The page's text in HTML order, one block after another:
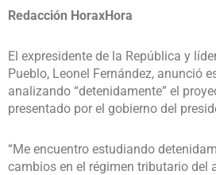
Redacción HoraxHora
El expresidente de la República y
Pueblo, Leonel Fernández, anunció
analizando “detenidamente” el
presentado por el gobierno del
“Me encuentro estudiando
cambios en el régimen tributario del